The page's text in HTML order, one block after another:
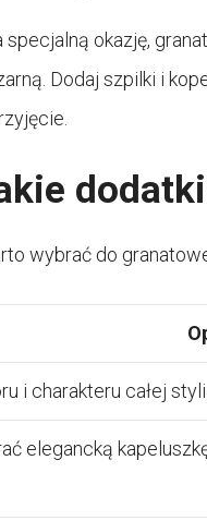
okazję,
Dodaj szpilki i
wybrać do
i charakteru całej
elegancką